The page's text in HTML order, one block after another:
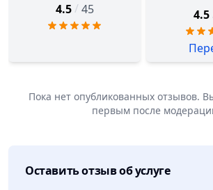
4.5 / 45 4.5
Пока нет опубликованных отзывов.
первым после
Оставить отзыв об услуге